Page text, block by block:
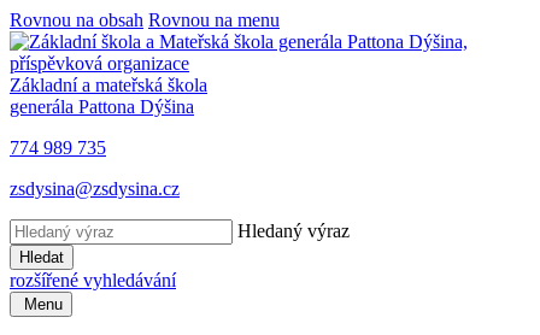
Rovnou na obsah Rovnou na menu
Základní a mateřská škola
generála Pattona Dýšina
774 989 735
zsdysina@zsdysina.cz
Hledaný výraz
Hledat
rozšířené vyhledávání
Menu